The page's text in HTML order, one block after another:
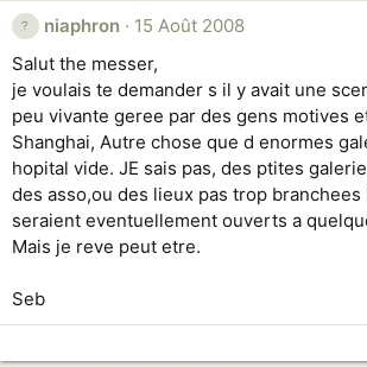
niaphron
15 Août 2008
Salut the messer,
je voulais te demander s il y avait une
peu vivante geree par des gens motives
Shanghai, Autre chose que d enormes
hopital vide. JE sais pas, des ptites
des asso,ou des lieux pas trop
seraient eventuellement ouverts a
Mais je reve peut etre.
Seb